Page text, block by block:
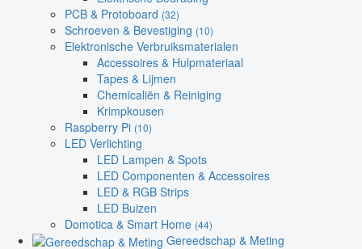
PCB & Protoboard (32)
Schroeven & Bevestiging (10)
Elektronische Verbruiksmaterialen
Accessoires & Hulpmateriaal
Tapes & Lijmen
Chemicaliën & Reiniging
Krimpkousen
Raspberry Pi (10)
LED Verlichting
LED Lampen & Spots
LED Componenten & Accessoires
LED & RGB Strips
LED Buizen
Domotica & Smart Home (44)
Gereedschap & Meting